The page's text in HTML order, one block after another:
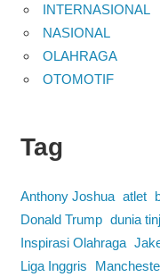
INTERNASIONAL
NASIONAL
OLAHRAGA
OTOMOTIF
Tag
Anthony Joshua atlet
Donald Trump dunia
Inspirasi Olahraga
Liga Inggris